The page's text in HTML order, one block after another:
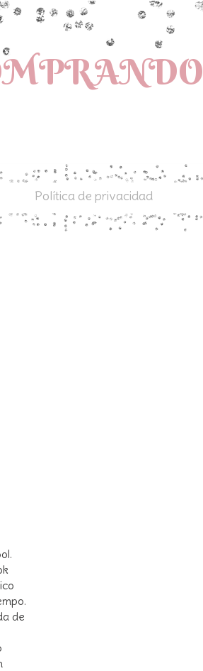
Política de privacidad
de